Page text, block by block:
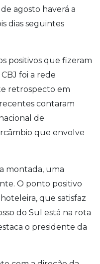
agosto haverá a
dias seguintes
positivos que fizeram
foi a rede
retrospecto em
contaram
de
que envolve
montada, uma
O ponto positivo
que satisfaz
do Sul está na rota
o presidente da